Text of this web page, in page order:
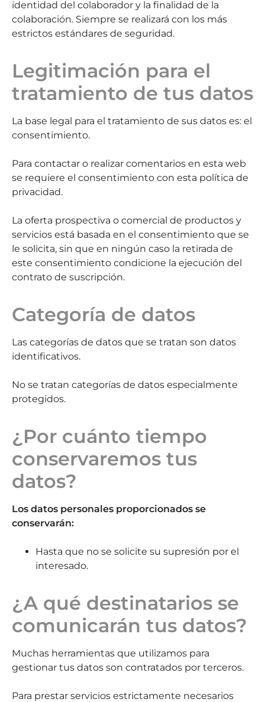
identidad del colaborador y la finalidad de la
colaboración. Siempre se realizará con los más
estrictos estándares de seguridad.
Legitimación para el
tratamiento de tus datos
La base legal para el tratamiento de sus datos es: el
consentimiento.
Para contactar o realizar comentarios en esta web
se requiere el consentimiento con esta política de
privacidad.
La oferta prospectiva o comercial de productos y
servicios está basada en el consentimiento que se
le solicita, sin que en ningún caso la retirada de
este consentimiento condicione la ejecución del
contrato de suscripción.
Categoría de datos
Las categorías de datos que se tratan son datos
identificativos.
No se tratan categorías de datos especialmente
protegidos.
¿Por cuánto tiempo
conservaremos tus
datos?
Los datos personales proporcionados se
conservarán:
Hasta que no se solicite su supresión por el
interesado.
¿A qué destinatarios se
comunicarán tus datos?
Muchas herramientas que utilizamos para
gestionar tus datos son contratados por terceros.
Para prestar servicios estrictamente necesarios